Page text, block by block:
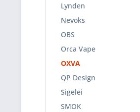
Lynden
Nevoks
OBS
Orca Vape
OXVA
QP Design
Sigelei
SMOK